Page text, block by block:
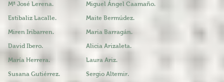
Mª José Lerena.
Estibaliz Lacalle.
Miren Iribarren.
David Ibero.
María Herrera.
Susana Gutiérrez.
Miguel Ángel Caamaño.
Maite Bermúdez.
Maria Barragán.
Alicia Arizaleta.
Laura Ariz.
Sergio Altemir.